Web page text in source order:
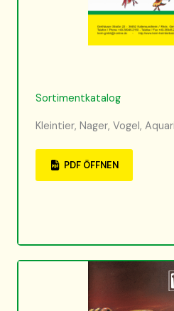
Sortimentkatalog
Kleintier, Nager, Vogel,
PDF ÖFFNEN